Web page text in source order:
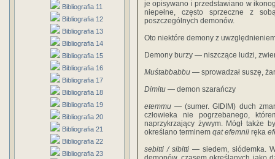
Bibliografia 11
Bibliografia 12
Bibliografia 13
Bibliografia 14
Bibliografia 15
Bibliografia 16
Bibliografia 17
Bibliografia 18
Bibliografia 19
Bibliografia 20
Bibliografia 21
Bibliografia 22
Bibliografia 23
je opisywano i przedstawiano w
niepełne, często sprzeczne z
poszczególnych demonów.
Oto niektóre demony z
Demony burzy — niszczące ludzi,
Muśtabbabbu — sprowadzał suszę,
Dimitu — demon szarańczy
etemmu— (sumer. GIDIM) duch
człowieka nie pogrzebanego,
naprzykrzający żywym. Mógł także
określano terminem qat efemnii ręka
sebitti / sibitti — siedem, siódemka.